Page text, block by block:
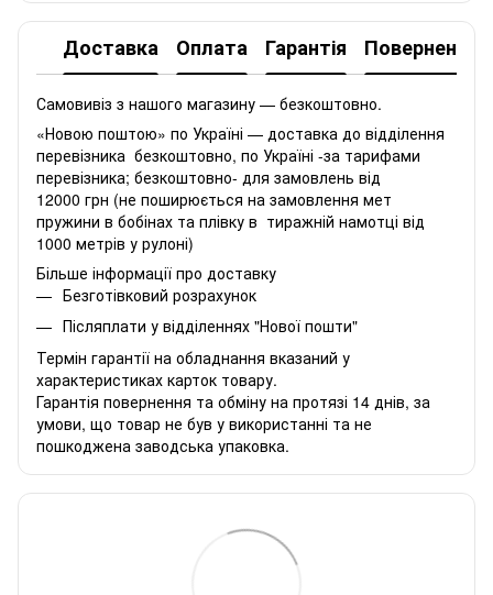
Доставка Оплата Гарантія Повернення
Самовивіз з нашого магазину — безкоштовно.
«Новою поштою» по Україні — доставка до відділення
перевізника безкоштовно, по Україні -за тарифами
перевізника; безкоштовно- для замовлень від
12000 грн (не поширюється на замовлення мет
пружини в бобінах та плівку в тиражній намотці від
1000 метрів у рулоні)
Більше інформації про доставку
Безготівковий розрахунок
Післяплати у відділеннях "Нової пошти"
Термін гарантії на обладнання вказаний у
характеристиках карток товару.
Гарантія повернення та обміну на протязі 14 днів, за
умови, що товар не був у використанні та не
пошкоджена заводська упаковка.